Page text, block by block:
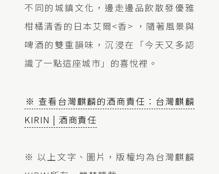
不同的城鎮文化，邊走邊品飲散發優雅
柑橘清香的日本艾爾<香> ，隨著風景與
啤酒的雙重韻味，沉浸在「今天又多認
識了一點這座城市」的喜悅裡。
※ 查看台灣麒麟的酒商責任：台灣麒麟
KIRIN | 酒商責任
※ 以上文字、圖片，版權均為台灣麒麟